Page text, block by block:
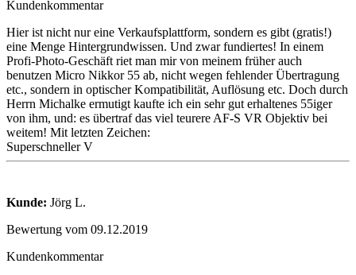
Kundenkommentar
Hier ist nicht nur eine Verkaufsplattform, sondern es gibt (gratis!)
eine Menge Hintergrundwissen. Und zwar fundiertes! In einem
Profi-Photo-Geschäft riet man mir von meinem früher auch
benutzen Micro Nikkor 55 ab, nicht wegen fehlender Übertragung
etc., sondern in optischer Kompatibilität, Auflösung etc. Doch durch
Herrn Michalke ermutigt kaufte ich ein sehr gut erhaltenes 55iger
von ihm, und: es übertraf das viel teurere AF-S VR Objektiv bei
weitem! Mit letzten Zeichen:
Superschneller V
Kunde: Jörg L.
Bewertung vom 09.12.2019
Kundenkommentar